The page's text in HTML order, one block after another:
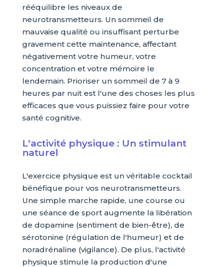
rééquilibre les niveaux de
neurotransmetteurs. Un sommeil de
mauvaise qualité ou insuffisant perturbe
gravement cette maintenance, affectant
négativement votre humeur, votre
concentration et votre mémoire le
lendemain. Prioriser un sommeil de 7 à 9
heures par nuit est l'une des choses les plus
efficaces que vous puissiez faire pour votre
santé cognitive.
L'activité physique : Un stimulant
naturel
L'exercice physique est un véritable cocktail
bénéfique pour vos neurotransmetteurs.
Une simple marche rapide, une course ou
une séance de sport augmente la libération
de dopamine (sentiment de bien-être), de
sérotonine (régulation de l'humeur) et de
noradrénaline (vigilance). De plus, l'activité
physique stimule la production d'une